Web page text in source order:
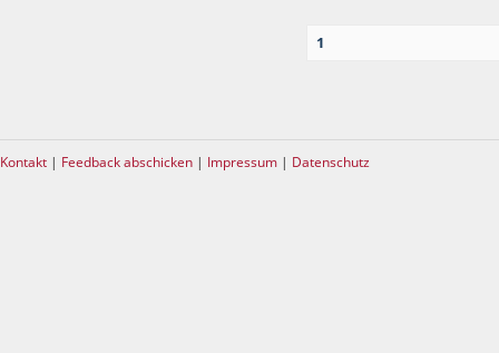
1
Kontakt | Feedback abschicken | Impressum | Datenschutz